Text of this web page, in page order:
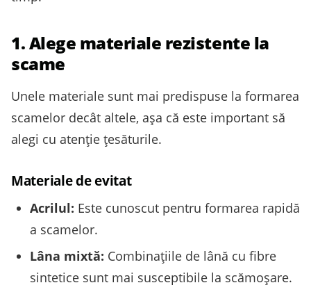
1. Alege materiale rezistente la
scame
Unele materiale sunt mai predispuse la formarea
scamelor decât altele, așa că este important să
alegi cu atenție țesăturile.
Materiale de evitat
Acrilul: Este cunoscut pentru formarea rapidă
a scamelor.
Lâna mixtă: Combinațiile de lână cu fibre
sintetice sunt mai susceptibile la scămoșare.